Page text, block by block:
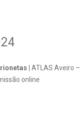
|ATLAS Aveiro –
online